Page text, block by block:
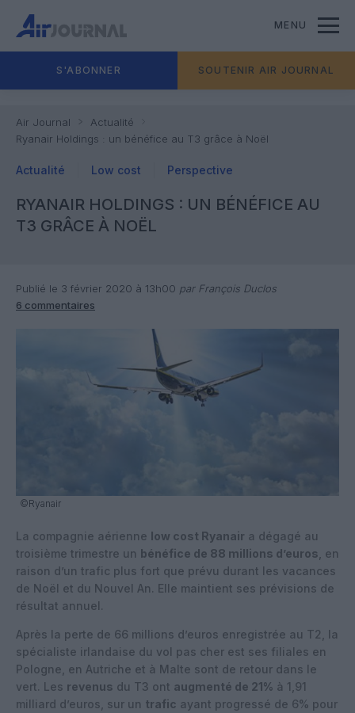
MENU
S'ABONNER SOUTENIR AIR JOURNAL
Air Journal
Actualité
Ryanair Holdings : un bénéfice au T3 grâce à Noël
Actualité Low cost Perspective
RYANAIR HOLDINGS : UN BÉNÉFICE AU
T3 GRÂCE À NOËL
Publié le 3 février 2020 à 13h00 par François Duclos
6 commentaires
©Ryanair
La compagnie aérienne low cost Ryanair a dégagé au
troisième trimestre un bénéfice de 88 millions d’euros , en
raison d’un trafic plus fort que prévu durant les vacances
de Noël et du Nouvel An. Elle maintient ses prévisions de
résultat annuel.
Après la perte de 66 millions d’euros enregistrée au T2, la
spécialiste irlandaise du vol pas cher est ses filiales en
Pologne, en Autriche et à Malte sont de retour dans le
vert. Les revenus du T3 ont augmenté de 21% à 1,91
milliard d’euros, sur un trafic ayant progressé de 6% pour